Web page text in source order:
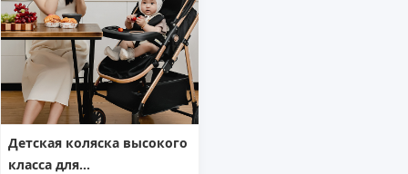
Детская коляска высокого
класса для